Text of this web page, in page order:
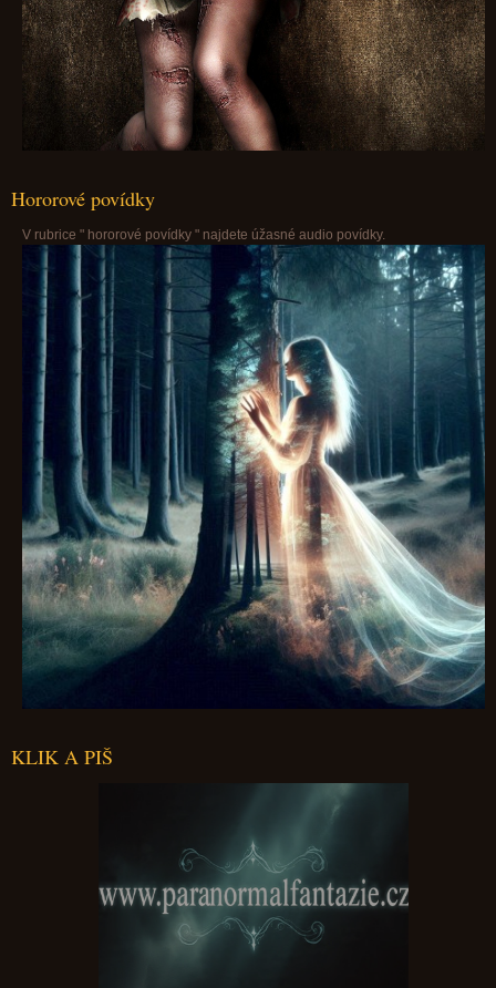
Hororové povídky
V rubrice " hororové povídky " najdete úžasné audio povídky.
KLIK A PIŠ